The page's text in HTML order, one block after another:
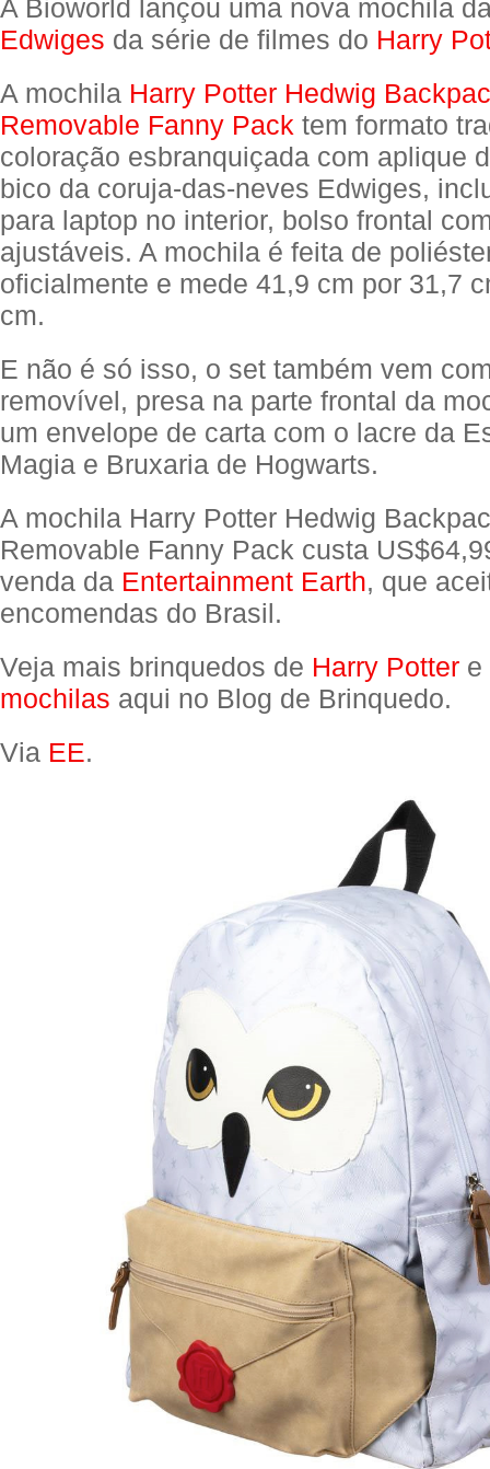
A Bioworld lançou uma nova mochila
Edwiges da série de filmes do Harry
A mochila Harry Potter Hedwig
Removable Fanny Pack tem formato
coloração esbranquiçada com aplique
bico da coruja-das-neves Edwiges,
para laptop no interior, bolso frontal
ajustáveis. A mochila é feita de
oficialmente e mede 41,9 cm por 31,7
cm.
E não é só isso, o set também vem
removível, presa na parte frontal da
um envelope de carta com o lacre da
Magia e Bruxaria de Hogwarts.
A mochila Harry Potter Hedwig
Removable Fanny Pack custa
venda da Entertainment Earth, que
encomendas do Brasil.
Veja mais brinquedos de Harry Potter e
mochilas aqui no Blog de Brinquedo.
Via EE.